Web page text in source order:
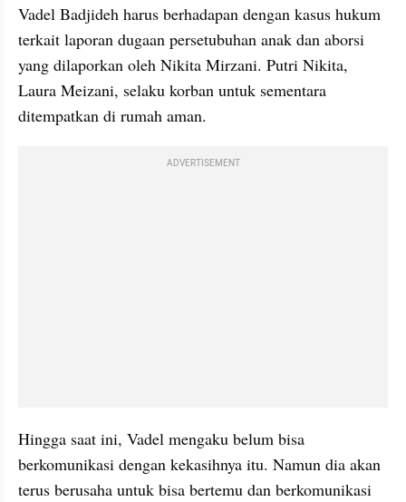
Vadel Badjideh harus berhadapan dengan kasus hukum
terkait laporan dugaan persetubuhan anak dan aborsi
yang dilaporkan oleh Nikita Mirzani. Putri Nikita,
Laura Meizani, selaku korban untuk sementara
ditempatkan di rumah aman.
ADVERTISEMENT
Hingga saat ini, Vadel mengaku belum bisa
berkomunikasi dengan kekasihnya itu. Namun dia akan
terus berusaha untuk bisa bertemu dan berkomunikasi